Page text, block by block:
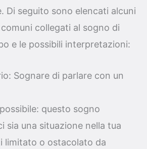
Di seguito sono elencati alcuni
collegati al sogno di
e le possibili interpretazioni:
Sognare di parlare con un
questo sogno
sia una situazione nella tua
limitato o ostacolato da